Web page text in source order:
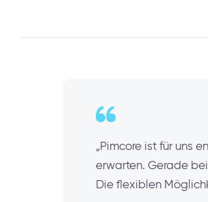
„Pimcore ist für uns
erwarten. Gerade
Die flexiblen